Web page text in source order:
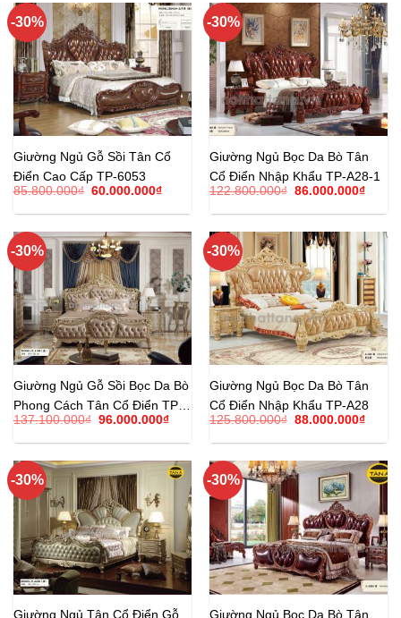
88.000.000₫.
-30%
Giường Ngủ Gỗ Sồi Tân Cổ
Điển Cao Cấp TP-6053
85.800.000₫ Giá
là:
60.000.000₫Giá
tại
60.000.000₫.
-30%
Giường Ngủ Bọc Da Bò Tân
Cổ Điển Nhập Khẩu TP-A28-1
122.800.000₫ Giá
là:
86.000.000₫Giá
tại
-30%
Giường Ngủ Gỗ Sồi Bọc Da Bò
Phong Cách Tân Cổ Điển TP-
A15
137.100.000₫ Giá
là:
96.000.000₫Giá
tại
96.000.000₫.
-30%
Giường Ngủ Bọc Da Bò Tân
Cổ Điển Nhập Khẩu TP-A28
125.800.000₫ Giá
là:
88.000.000₫Giá
tại
-30%
Giường Ngủ Tân Cổ Điển Gỗ
-30%
Giường Ngủ Bọc Da Bò Tân